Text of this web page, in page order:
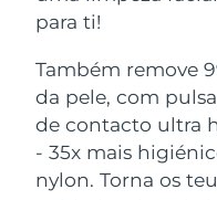
para ti!
Também remove
da pele, com
de contacto ultra
- 35x mais
nylon. Torna os
For men,
UFO™
UFO™ 3
Near-
device
issa™
Smart
TRATAMENTO
FAQ™
Brunei
Bulgária
Canadá
Chile